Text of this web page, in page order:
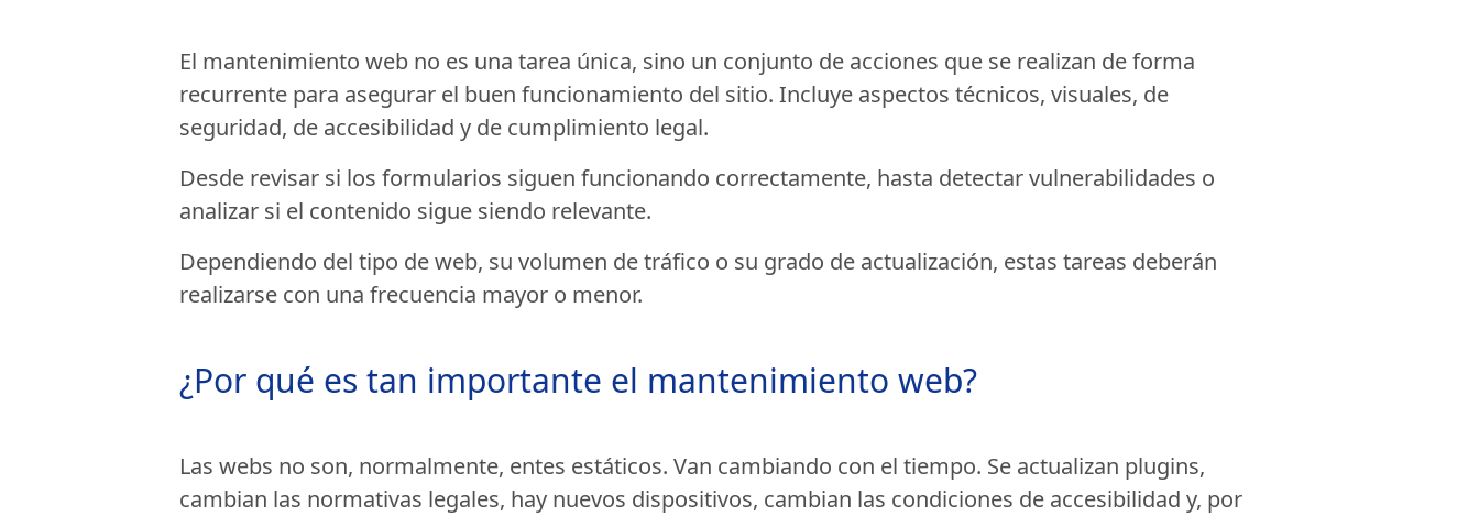
El mantenimiento web no es una tarea única, sino un conjunto de acciones que se realizan de forma
recurrente para asegurar el buen funcionamiento del sitio. Incluye aspectos técnicos, visuales, de
seguridad, de accesibilidad y de cumplimiento legal.
Desde revisar si los formularios siguen funcionando correctamente, hasta detectar vulnerabilidades o
analizar si el contenido sigue siendo relevante.
Dependiendo del tipo de web, su volumen de tráfico o su grado de actualización, estas tareas deberán
realizarse con una frecuencia mayor o menor.
¿Por qué es tan importante el mantenimiento web?
Las webs no son, normalmente, entes estáticos. Van cambiando con el tiempo. Se actualizan plugins,
cambian las normativas legales, hay nuevos dispositivos, cambian las condiciones de accesibilidad y, por